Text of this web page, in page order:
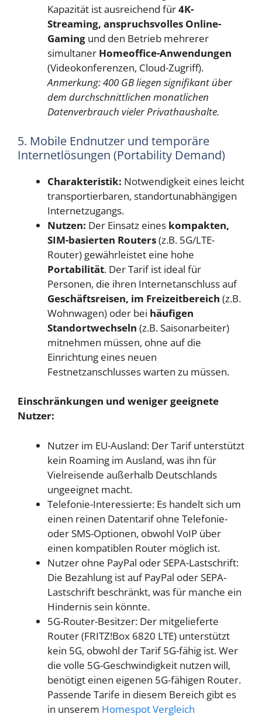
Kapazität ist ausreichend für4K-
Streaming, anspruchsvolles Online-
Gaming und den Betrieb mehrerer
simultaner Homeoffice-Anwendungen
(Videokonferenzen, Cloud-Zugriff).
Anmerkung: 400 GB liegen signifikant über
dem durchschnittlichen monatlichen
Datenverbrauch vieler Privathaushalte.
5. Mobile Endnutzer und temporäre
Internetlösungen (Portability Demand)
Charakteristik: Notwendigkeit eines leicht
transportierbaren, standortunabhängigen
Internetzugangs.
Nutzen: Der Einsatz eines kompakten,
SIM-basierten Routers(z.B. 5G/LTE-
Router) gewährleistet eine hohe
Portabilität. Der Tarif ist ideal für
Personen, die ihren Internetanschluss auf
Geschäftsreisen, im Freizeitbereich (z.B.
Wohnwagen) oder bei häufigen
Standortwechseln (z.B. Saisonarbeiter)
mitnehmen müssen, ohne auf die
Einrichtung eines neuen
Festnetzanschlusses warten zu müssen.
Einschränkungen und weniger geeignete
Nutzer:
Nutzer im EU-Ausland: Der Tarif unterstützt
kein Roaming im Ausland, was ihn für
Vielreisende außerhalb Deutschlands
ungeeignet macht.
Telefonie-Interessierte: Es handelt sich um
einen reinen Datentarif ohne Telefonie-
oder SMS-Optionen, obwohl VoIP über
einen kompatiblen Router möglich ist.
Nutzer ohne PayPal oder SEPA-Lastschrift:
Die Bezahlung ist auf PayPal oder SEPA-
Lastschrift beschränkt, was für manche ein
Hindernis sein könnte.
5G-Router-Besitzer: Der mitgelieferte
Router (FRITZ!Box 6820 LTE) unterstützt
kein 5G, obwohl der Tarif 5G-fähig ist. Wer
die volle 5G-Geschwindigkeit nutzen will,
benötigt einen eigenen 5G-fähigen Router.
Passende Tarife in diesem Bereich gibt es
in unserem Homespot Vergleich